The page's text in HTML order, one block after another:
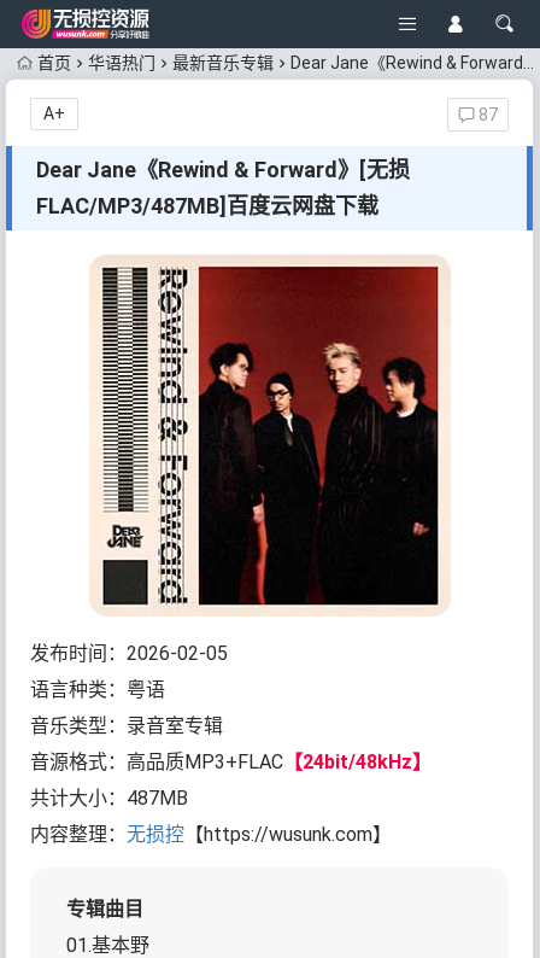
首页 华语热门 最新音乐专辑 Dear Jane《Rewind & Forward》[无损FLAC/MP3/487MB]百度云网盘下载
Dear Jane《Rewind & Forward》[无损
FLAC/MP3/487MB]百度云网盘下载
87
A+
发布时间：2026-02-05
语言种类：粤语
音乐类型：录音室专辑
音源格式：高品质MP3+FLAC 【24bit/48kHz】
共计大小：487MB
内容整理：无损控 【https://wusunk.com】
专辑曲目
01.基本野